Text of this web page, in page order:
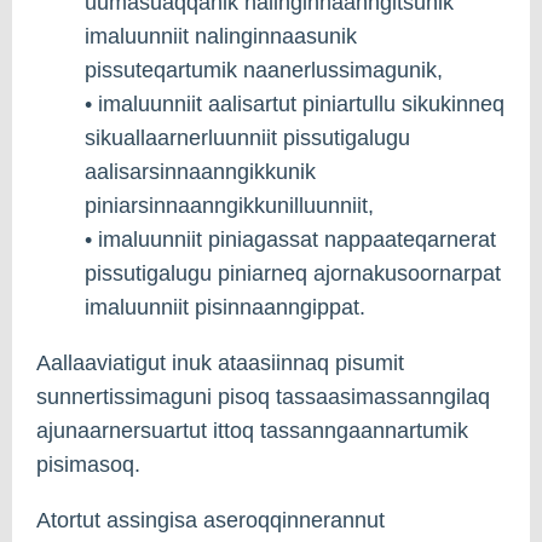
imaluunniit nalinginnaasunik
pissuteqartumik naanerlussimagunik,
• imaluunniit aalisartut piniartullu sikukinneq
sikuallaarnerluunniit pissutigalugu
aalisarsinnaanngikkunik
piniarsinnaanngikkunilluunniit,
• imaluunniit piniagassat nappaateqarnerat
pissutigalugu piniarneq ajornakusoornarpat
imaluunniit pisinnaanngippat.
Aallaaviatigut inuk ataasiinnaq pisumit
sunnertissimaguni pisoq tassaasimassanngilaq
ajunaarnersuartut ittoq tassanngaannartumik
pisimasoq.
Atortut assingisa aseroqqinnerannut